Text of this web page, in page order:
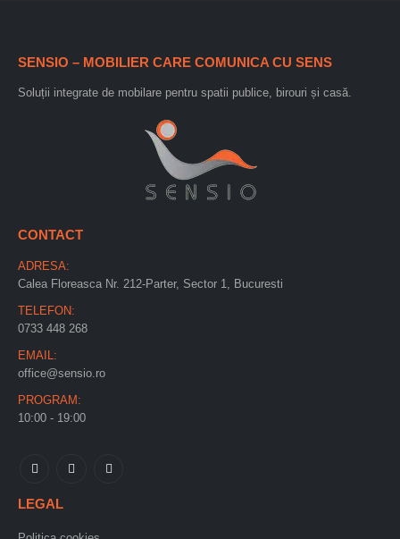
SENSIO – MOBILIER CARE COMUNICA CU SENS
Soluții integrate de mobilare pentru spatii publice, birouri și casă.
CONTACT
ADRESA:
Calea Floreasca Nr. 212-Parter, Sector 1, Bucuresti
TELEFON:
0733 448 268
EMAIL:
office@sensio.ro
PROGRAM:
10:00 - 19:00
LEGAL